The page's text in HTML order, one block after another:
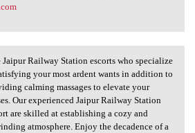
Railway Station
Jaipur Railway Station escorts who specialize
your most ardent wants in addition to
calming massages to elevate your
Our experienced Jaipur Railway Station
are skilled at establishing a cozy and
atmosphere. Enjoy the decadence of a